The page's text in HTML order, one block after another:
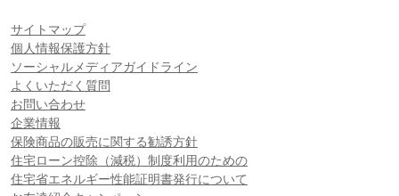
サイトマップ
個人情報保護方針
ソーシャルメディアガイドライン
よくいただく質問
お問い合わせ
企業情報
保険商品の販売に関する勧誘方針
住宅ローン控除（減税）制度利用のための
住宅省エネルギー性能証明書発行について